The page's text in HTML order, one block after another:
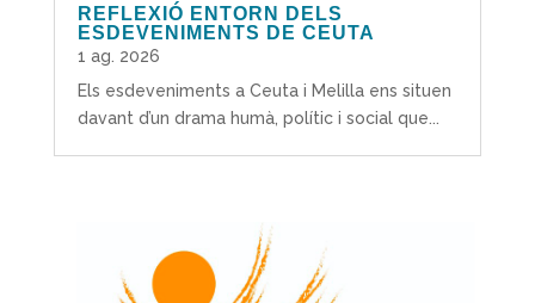
REFLEXIÓ ENTORN DELS
ESDEVENIMENTS DE CEUTA
1 ag. 2026
Els esdeveniments a Ceuta i Melilla ens situen
davant d’un drama humà, polític i social que...